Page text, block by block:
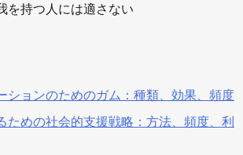
を持つ人には適さない
ションのためのガム：種類、効果、頻度
ための社会的支援戦略：方法、頻度、利